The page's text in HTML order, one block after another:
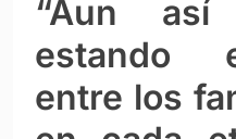
“Aun así
estando
entre los